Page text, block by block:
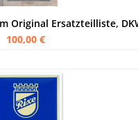
Original Ersatzteilliste,
100,00 €